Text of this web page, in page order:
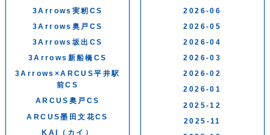
3Arrows実籾CS
3Arrows奥戸CS
3Arrows坂出CS
3Arrows新船橋CS
3Arrows×ARCUS平井駅
前CS
ARCUS奥戸CS
ARCUS墨田文花CS
KAI（カイ）
2026-06
2026-05
2026-04
2026-03
2026-02
2026-01
2025-12
2025-11